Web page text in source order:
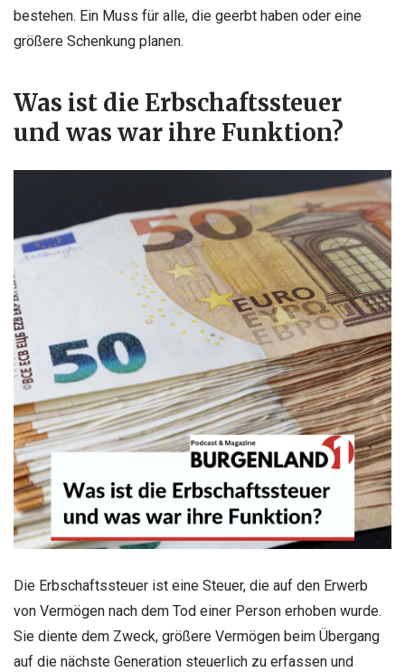
bestehen. Ein Muss für alle, die geerbt haben oder eine
größere Schenkung planen.
Was ist die Erbschaftssteuer
und was war ihre Funktion?
Die Erbschaftssteuer ist eine Steuer, die auf den Erwerb
von Vermögen nach dem Tod einer Person erhoben wurde.
Sie diente dem Zweck, größere Vermögen beim Übergang
auf die nächste Generation steuerlich zu erfassen und